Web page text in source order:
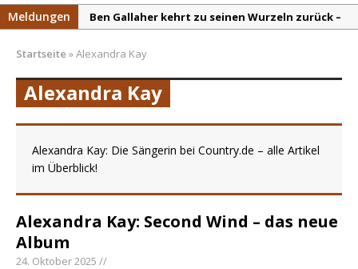
Meldungen
Ben Gallaher kehrt zu seinen Wurzeln zurück –
Colton Dawson legt mit „Worth It“ nach –
Country mit Herz und Humor
Carly Pearce hinterfragt den ständigen
Vergleich mit anderen
Ella Langley schreibt Musikgeschichte:
„Choosin‘ Texas“ gehört zu den größten Hits
aller Zeiten
pez veröffentlicht neue Single „Late Night
Sommernächte
Startseite »Alexandra Kay
Alexandra Kay
Alexandra Kay: Die Sängerin bei Country.de – alle Artikel
im Überblick!
Alexandra Kay: Second Wind – das neue
Album
24. Oktober 2025 //